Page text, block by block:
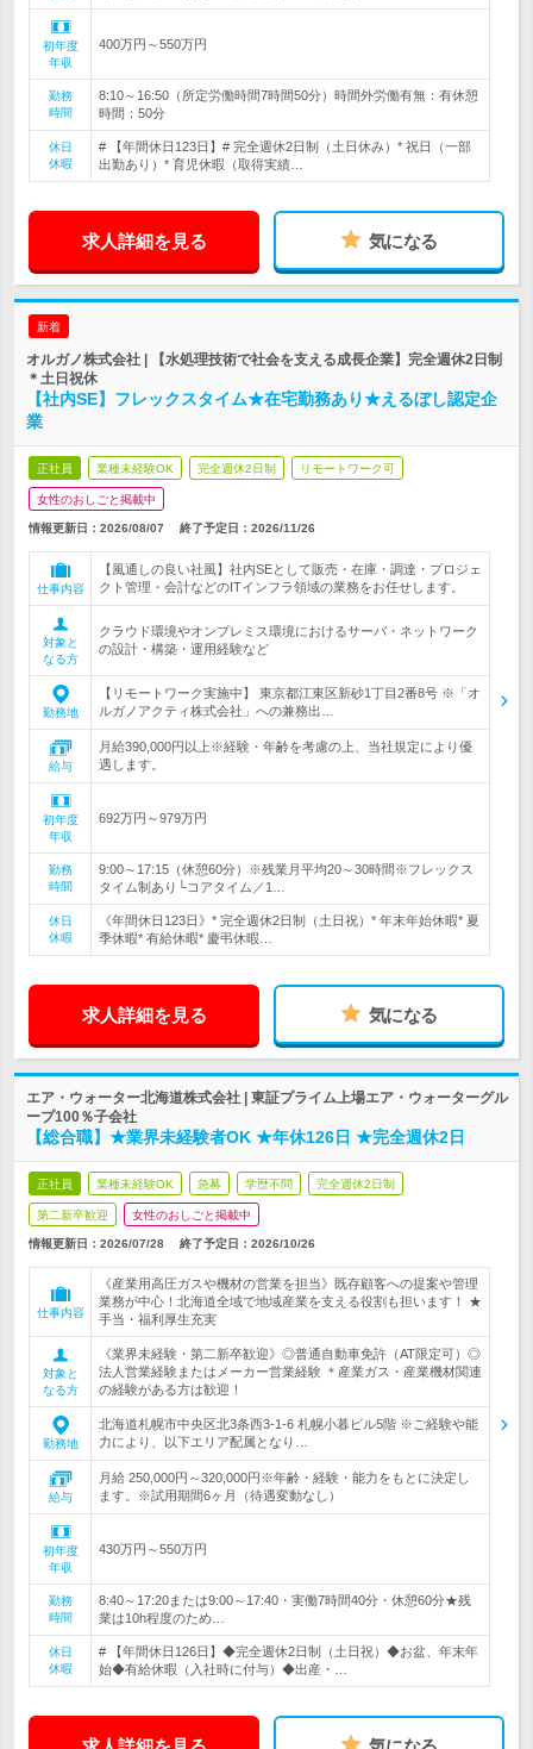
初年度
年収
400万円～550万円
勤務
時間
8:10～16:50（所定労働時間7時間50分）時間外労働有無：有休憩
時間：50分
休日
休暇
# 【年間休日123日】# 完全週休2日制（土日休み）* 祝日（一部
出勤あり）* 育児休暇（取得実績…
求人詳細を見る 気になる
新着
オルガノ株式会社 | 【水処理技術で社会を支える成長企業】完全週休2日制
＊土日祝休
【社内SE】フレックスタイム★在宅勤務あり★えるぼし認定企
業
正社員 業種未経験OK 完全週休2日制 リモートワーク可
女性のおしごと掲載中
情報更新日：2026/08/07 終了予定日： 2026/11/26
仕事内容
【風通しの良い社風】社内SEとして販売・在庫・調達・プロジェ
クト管理・会計などのITインフラ領域の業務をお任せします。
対象と
なる方
クラウド環境やオンプレミス環境におけるサーバ・ネットワーク
の設計・構築・運用経験など
勤務地
【リモートワーク実施中】 東京都江東区新砂1丁目2番8号 ※「オ
ルガノアクティ株式会社」への兼務出…
給与
月給390,000円以上※経験・年齢を考慮の上、当社規定により優
遇します。
初年度
年収
692万円～979万円
勤務
時間
9:00～17:15（休憩60分）※残業月平均20～30時間※フレックス
タイム制あり└コアタイム／1…
休日
休暇
《年間休日123日》* 完全週休2日制（土日祝）* 年末年始休暇* 夏
季休暇* 有給休暇* 慶弔休暇…
求人詳細を見る 気になる
エア・ウォーター北海道株式会社 | 東証プライム上場エア・ウォーターグル
ープ100％子会社
【総合職】★業界未経験者OK ★年休126日 ★完全週休2日
正社員 業種未経験OK 急募 学歴不問 完全週休2日制
第二新卒歓迎 女性のおしごと掲載中
情報更新日：2026/07/28 終了予定日： 2026/10/26
仕事内容
《産業用高圧ガスや機材の営業を担当》既存顧客への提案や管理
業務が中心！北海道全域で地域産業を支える役割も担います！ ★
手当・福利厚生充実
対象と
なる方
《業界未経験・第二新卒歓迎》◎普通自動車免許（AT限定可）◎
法人営業経験またはメーカー営業経験 ＊産業ガス・産業機材関連
の経験がある方は歓迎！
勤務地
北海道札幌市中央区北3条西3-1-6 札幌小暮ビル5階 ※ご経験や能
力により、以下エリア配属となり…
給与
月給 250,000円～320,000円※年齢・経験・能力をもとに決定し
ます。※試用期間6ヶ月（待遇変動なし）
初年度
年収
430万円～550万円
勤務
時間
8:40～17:20または9:00～17:40・実働7時間40分・休憩60分★残
業は10h程度のため…
休日
休暇
# 【年間休日126日】◆完全週休2日制（土日祝）◆お盆、年末年
始◆有給休暇（入社時に付与）◆出産・…